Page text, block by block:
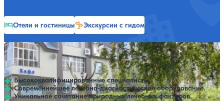
Отели и гостиницы Экскурсии с гидом
Санаторий Топаз
4.211 отзывов
Новокузнецк
Высококвалифицированные специалисты.
Современнейшее лечебно-диагностическое оборудование.
Уникальное сочетание природных лечебных факторов.
Нет цен или свободных мест на выбранные даты
Выбрать другой вариант